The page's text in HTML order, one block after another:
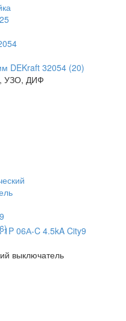
DEKraft 32054 (20)
УЗО, ДИФ
1P 06А-C 4.5kA City9
выключатель